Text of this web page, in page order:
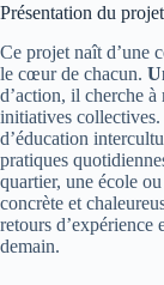
Présentation du
Ce projet naît d’une
le cœur de chacun.
d’action, il cherche
initiatives collectives.
d’éducation
pratiques
quartier, une école
concrète et
retours d’expérience
demain.